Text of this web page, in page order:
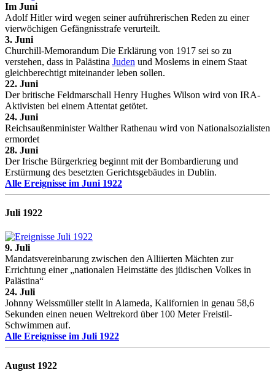
Im Juni
Adolf Hitler wird wegen seiner aufrührerischen Reden zu einer
vierwöchigen Gefängnisstrafe verurteilt.
3. Juni
Churchill-Memorandum Die Erklärung von 1917 sei so zu
verstehen, dass in Palästina Juden und Moslems in einem Staat
gleichberechtigt miteinander leben sollen.
22. Juni
Der britische Feldmarschall Henry Hughes Wilson wird von IRA-
Aktivisten bei einem Attentat getötet.
24. Juni
Reichsaußenminister Walther Rathenau wird von Nationalsozialisten
ermordet
28. Juni
Der Irische Bürgerkrieg beginnt mit der Bombardierung und
Erstürmung des besetzten Gerichtsgebäudes in Dublin.
Alle Ereignisse im Juni 1922
Juli 1922
9. Juli
Mandatsvereinbarung zwischen den Alliierten Mächten zur
Errichtung einer „nationalen Heimstätte des jüdischen Volkes in
Palästina“
24. Juli
Johnny Weissmüller stellt in Alameda, Kalifornien in genau 58,6
Sekunden einen neuen Weltrekord über 100 Meter Freistil-
Schwimmen auf.
Alle Ereignisse im Juli 1922
August 1922